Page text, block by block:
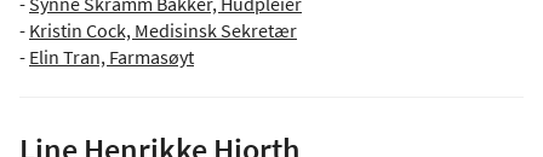
- Kristin Cock, Medisinsk Sekretær
- Elin Tran, Farmasøyt